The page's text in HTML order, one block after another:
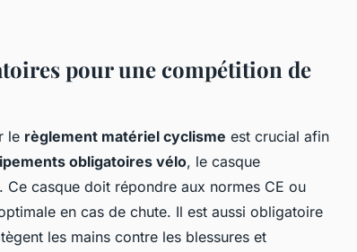
pour une compétition de
le règlement matériel cyclisme est crucial afin
obligatoires vélo, le casque
casque doit répondre aux normes CE ou
en cas de chute. Il est aussi obligatoire
les mains contre les blessures et